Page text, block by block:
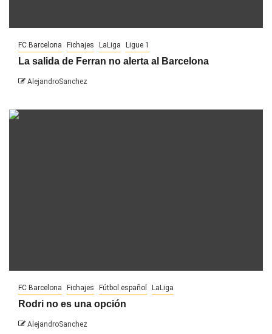
FC Barcelona Fichajes LaLiga Ligue 1
La salida de Ferran no alerta al Barcelona
AlejandroSanchez
FC Barcelona Fichajes Fútbol español LaLiga
Rodri no es una opción
AlejandroSanchez